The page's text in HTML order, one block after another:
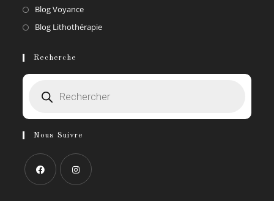
Blog VoyanceS’ouvre
dans
Blog LithothérapieS’ouvre
nouvel
Recherche
produits
Nous Suivre